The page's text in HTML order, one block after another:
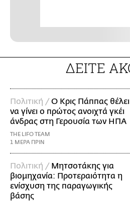
ΔΕΙΤΕ
Πολιτική /Ο Κρις Πάππας θέλει
να γίνει ο πρώτος ανοιχτά γκέι
άνδρας στη Γερουσία των ΗΠΑ
THE LIFO TEAM
1 ΜΕΡΑ ΠΡΙΝ
Πολιτική / Μητσοτάκης για
βιομηχανία: Προτεραιότητα η
ενίσχυση της παραγωγικής
βάσης